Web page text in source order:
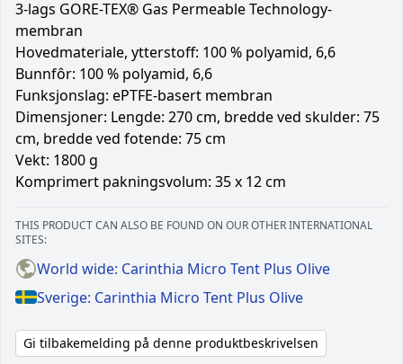
3-lags GORE-TEX® Gas Permeable Technology-
membran
Hovedmateriale, ytterstoff: 100 % polyamid, 6,6
Bunnfôr: 100 % polyamid, 6,6
Funksjonslag: ePTFE-basert membran
Dimensjoner: Lengde: 270 cm, bredde ved skulder: 75
cm, bredde ved fotende: 75 cm
Vekt: 1800 g
Komprimert pakningsvolum: 35 x 12 cm
THIS PRODUCT CAN ALSO BE FOUND ON OUR OTHER INTERNATIONAL
SITES:
World wide: Carinthia Micro Tent Plus Olive
Sverige: Carinthia Micro Tent Plus Olive
Gi tilbakemelding på denne produktbeskrivelsen